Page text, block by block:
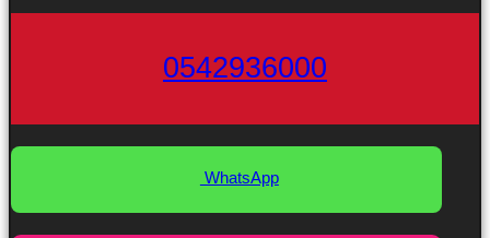
0542936000
WhatsApp